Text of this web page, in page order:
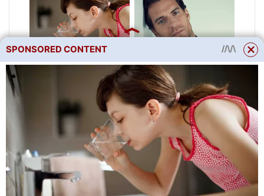
SPONSORED CONTENT